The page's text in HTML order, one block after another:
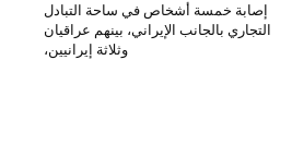
إصابة خمسة أشخاص في ساحة التبادل
التجاري بالجانب الإيراني، بينهم عراقيان
وثلاثة إيرانيين،